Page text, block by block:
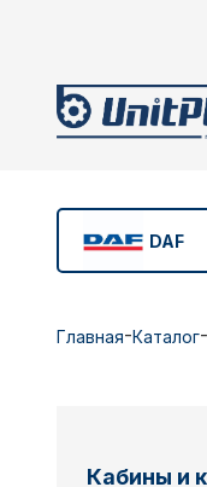
DAF
Главная-Каталог-
Кабины и